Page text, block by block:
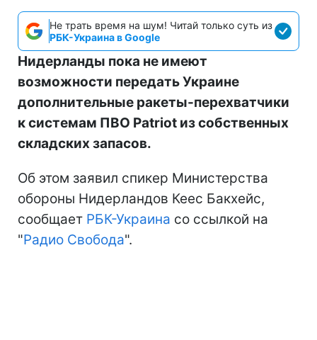
Не трать время на шум! Читай только суть из
РБК-Украина в Google
Нидерланды пока не имеют
возможности передать Украине
дополнительные ракеты-перехватчики
к системам ПВО Patriot из собственных
складских запасов.
Об этом заявил спикер Министерства
обороны Нидерландов Кеес Бакхейс,
сообщает РБК-Украина со ссылкой на
"Радио Свобода".